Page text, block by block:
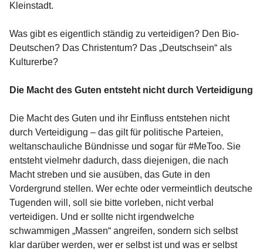
Kleinstadt.
Was gibt es eigentlich ständig zu verteidigen? Den Bio-
Deutschen? Das Christentum? Das „Deutschsein“ als
Kulturerbe?
Die Macht des Guten entsteht nicht durch Verteidigung
Die Macht des Guten und ihr Einfluss entstehen nicht
durch Verteidigung – das gilt für politische Parteien,
weltanschauliche Bündnisse und sogar für #MeToo. Sie
entsteht vielmehr dadurch, dass diejenigen, die nach
Macht streben und sie ausüben, das Gute in den
Vordergrund stellen. Wer echte oder vermeintlich deutsche
Tugenden will, soll sie bitte vorleben, nicht verbal
verteidigen. Und er sollte nicht irgendwelche
schwammigen „Massen“ angreifen, sondern sich selbst
klar darüber werden, wer er selbst ist und was er selbst